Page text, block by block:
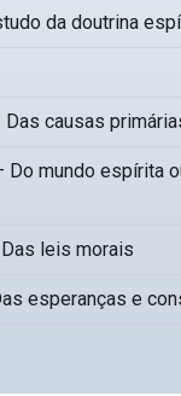
da doutrina
causas
Do mundo espírita
leis morais
esperanças e